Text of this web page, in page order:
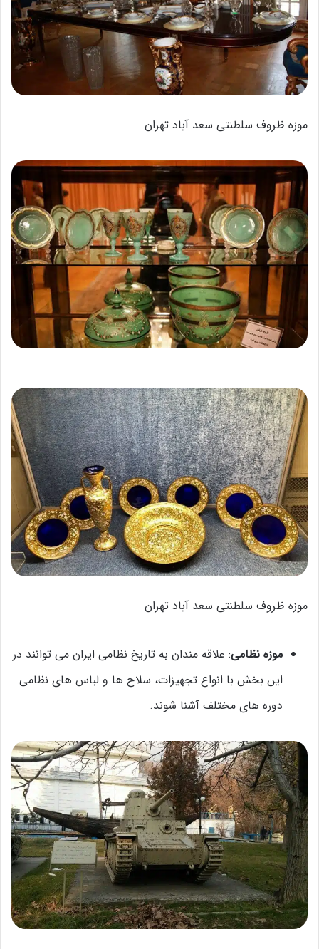
موزه ظروف سلطنتی سعد آباد تهران
موزه ظروف سلطنتی سعد آباد تهران
موزه نظامی: علاقه مندان به تاریخ نظامی ایران می توانند در
این بخش با انواع تجهیزات، سلاح ها و لباس های نظامی
دوره های مختلف آشنا شوند.